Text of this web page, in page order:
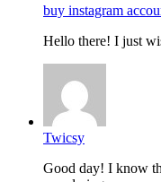
buy instagram
Hello there! I just
Twicsy
Good day! I know